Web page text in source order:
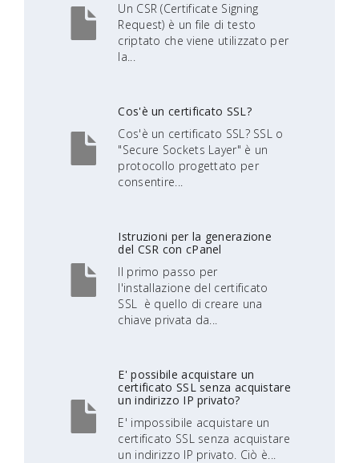
Un CSR (Certificate Signing
Request) è un file di testo
criptato che viene utilizzato per
la...
Cos'è un certificato SSL?
Cos'è un certificato SSL? SSL o
"Secure Sockets Layer" è un
protocollo progettato per
consentire...
Istruzioni per la generazione
del CSR con cPanel
Il primo passo per
l'installazione del certificato
SSL è quello di creare una
chiave privata da...
E' possibile acquistare un
certificato SSL senza acquistare
un indirizzo IP privato?
E' impossibile acquistare un
certificato SSL senza acquistare
un indirizzo IP privato. Ciò è...